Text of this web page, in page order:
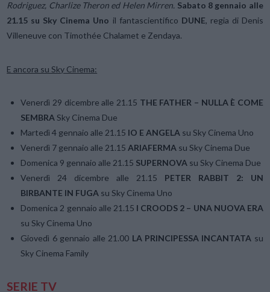
Rodriguez, Charlize Theron ed Helen Mirren. Sabato 8 gennaio alle
21.15 su Sky Cinema Uno il fantascientifico DUNE, regia di Denis
Villeneuve con Timothée Chalamet e Zendaya.
E ancora su Sky Cinema:
Venerdì 29 dicembre alle 21.15 THE FATHER – NULLA È COME
SEMBRASky Cinema Due
Martedì 4 gennaio alle 21.15 IO E ANGELA su Sky Cinema Uno
Venerdì 7 gennaio alle 21.15 ARIAFERMA su Sky Cinema Due
Domenica 9 gennaio alle 21.15 SUPERNOVA su Sky Cinema Due
Venerdì 24 dicembre alle 21.15 PETER RABBIT 2: UN
BIRBANTE IN FUGA su Sky Cinema Uno
Domenica 2 gennaio alle 21.15 I CROODS 2 – UNA NUOVA ERA
su Sky Cinema Uno
Giovedì 6 gennaio alle 21.00 LA PRINCIPESSA INCANTATA su
Sky Cinema Family
SERIE TV